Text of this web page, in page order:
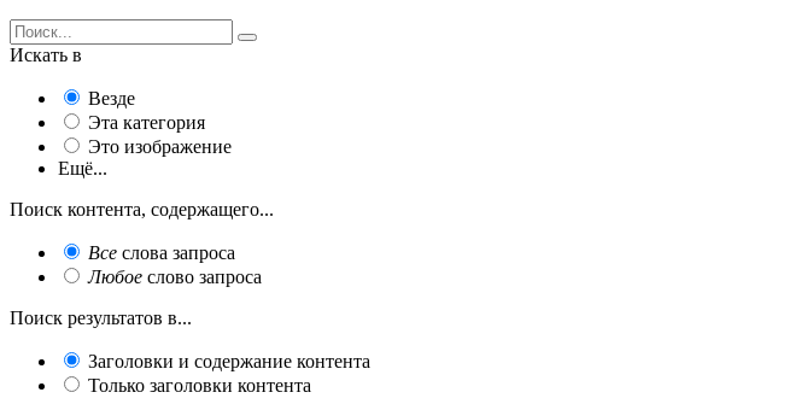
Искать в
Везде
Эта категория
Это изображение
Ещё...
Поиск контента, содержащего...
Все слова запроса
Любое слово запроса
Поиск результатов в...
Заголовки и содержание контента
Только заголовки контента